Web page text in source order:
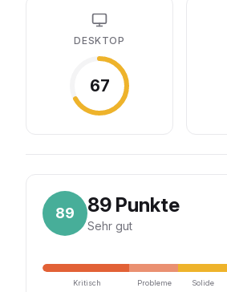
DESKTOP
67
89 89 Punkte
Sehr gut
Kritisch Probleme Solide